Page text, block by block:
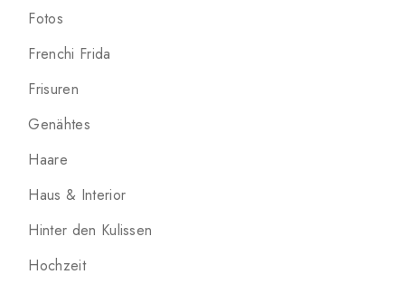
Fotos
Frenchi Frida
Frisuren
Genähtes
Haare
Haus & Interior
Hinter den Kulissen
Hochzeit